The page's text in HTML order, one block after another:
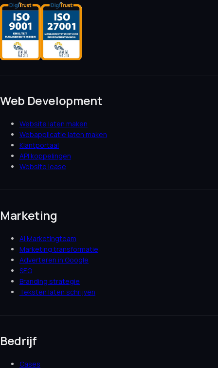
Web Development
Website laten maken
Webapplicatie laten maken
Klantportaal
API koppelingen
Website lease
Marketing
AI Marketingteam
Marketing transformatie
Adverteren in Google
SEO
Branding strategie
Teksten laten schrijven
Bedrijf
Cases